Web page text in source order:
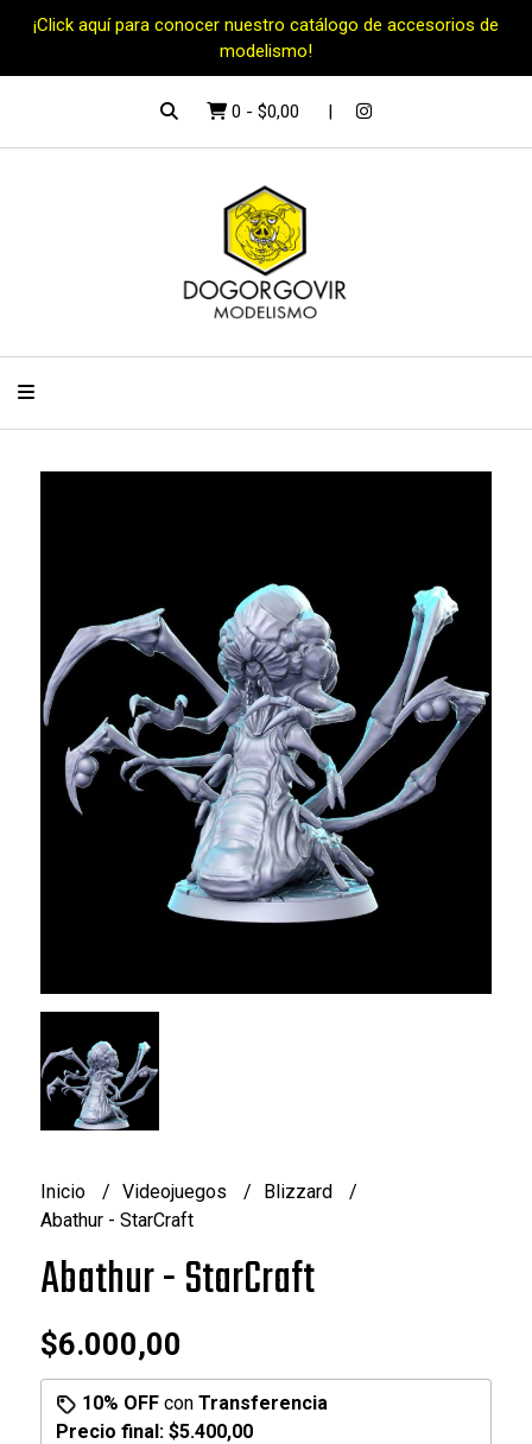
¡Click aquí para conocer nuestro catálogo de accesorios de
modelismo!
0 - $0,00
Inicio Videojuegos
Blizzard
Abathur - StarCraft
Abathur - StarCraft
$6.000,00
10% OFFcon Transferencia
Precio final: $5.400,00